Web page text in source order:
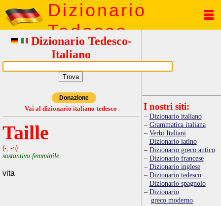
Dizionario
Tedesco
Dizionario Tedesco-
Italiano
Donazione
Vai al dizionario italiano-tedesco
Taille
(-, -n)
sostantivo femminile
vita
I nostri siti:
Dizionario italiano
Grammatica italiana
Verbi Italiani
Dizionario latino
Dizionario greco antico
Dizionario francese
Dizionario inglese
Dizionario tedesco
Dizionario spagnolo
Dizionario
greco moderno